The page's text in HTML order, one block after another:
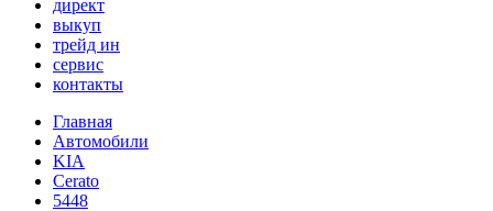
директ
выкуп
трейд ин
сервис
контакты
Главная
Автомобили
KIA
Cerato
5448